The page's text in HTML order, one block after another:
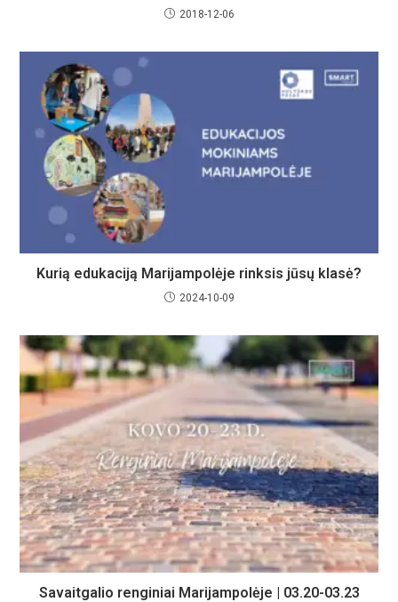
2018-12-06
Kurią edukaciją Marijampolėje rinksis jūsų klasė?
2024-10-09
Savaitgalio renginiai Marijampolėje | 03.20-03.23